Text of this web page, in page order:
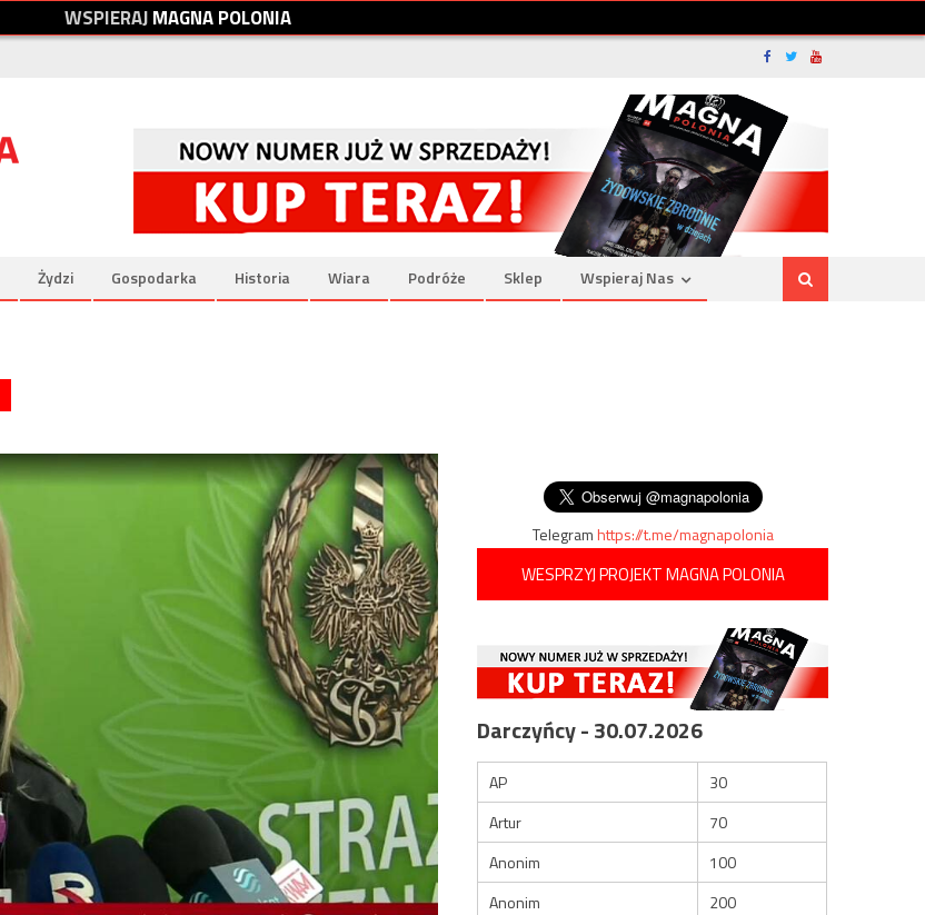
WSPIERAJMAGNAPOLONIA
Żydzi Gospodarka Historia Wiara Podróże Sklep Wspieraj Nas
Telegramhttps://t.me/magnapolonia
WESPRZYJ PROJEKT MAGNA POLONIA
Darczyńcy - 30.07.2026
AP
30
Artur
70
Anonim
100
Anonim
200